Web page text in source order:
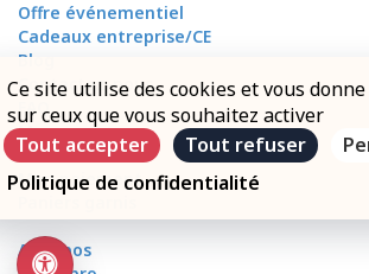
Offre événementiel
Cadeaux entreprise/CE
Blog
Contactez-nous
FAQ
Mon compte
Mes livraisons
Mon paiement
A propos
Ce site utilise des cookies et vous
sur ceux que vous souhaitez activer
Tout accepter
Tout refuser
Politique de confidentialité